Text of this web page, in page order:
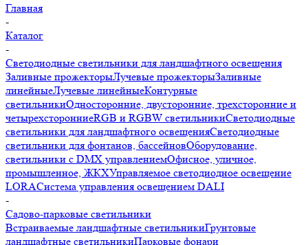
Главная
-
Каталог
-
Светодиодные светильники для ландшафтного освещения
Заливные прожекторыЛучевые прожекторыЗаливные
линейныеЛучевые линейныеКонтурные
светильникиОдносторонние, двусторонние, трехсторонние и
четырехсторонниеRGB и RGBW светильникиСветодиодные
светильники для ландшафтного освещенияСветодиодные
светильники для фонтанов, бассейновОборудование,
светильники с DMX управлениемОфисное, уличное,
промышленное, ЖКХУправляемое светодиодное освещение
LORAСистема управления освещением DALI
-
Садово-парковые светильники
Встраиваемые ландшафтные светильникиГрунтовые
ландшафтные светильникиПарковые фонари